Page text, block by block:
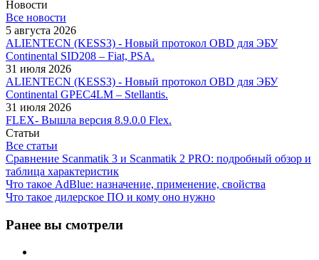
Новости
Все новости
5 августа 2026
ALIENTECN (KESS3) - Новый протокол OBD для ЭБУ
Continental SID208 – Fiat, PSA.
31 июля 2026
ALIENTECN (KESS3) - Новый протокол OBD для ЭБУ
Continental GPEC4LM – Stellantis.
31 июля 2026
FLEX- Вышла версия 8.9.0.0 Flex.
Статьи
Все статьи
Сравнение Scanmatik 3 и Scanmatik 2 PRO: подробный обзор и
таблица характеристик
Что такое AdBlue: назначение, применение, свойства
Что такое дилерское ПО и кому оно нужно
Ранее вы смотрели